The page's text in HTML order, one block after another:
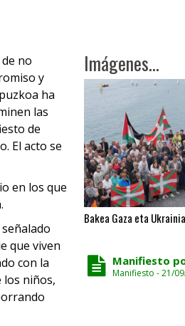
Imágenes...
Bakea Gaza eta
Manifiesto
Manifiesto - 21/
no
y
ha
las
de
El acto se
en los que
que viven
con la
los niños,